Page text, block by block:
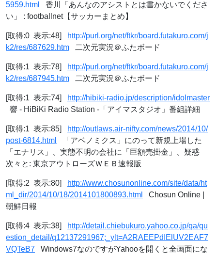
5959.html
香川「あんなのアシストとは書かないでくださ
い」 : footballnet【サッカーまとめ】
[取得:0 表示:48]
http://purl.org/net/ftkr/board.futakuro.com/j
k2/res/687629.htm 二次元実況＠ふたボード
[取得:1 表示:78]
http://purl.org/net/ftkr/board.futakuro.com/j
k2/res/687945.htm 二次元実況＠ふたボード
[取得:1 表示:74]
http://hibiki-radio.jp/description/idolmaster
響 - HiBiKi Radio Station -「アイマスタジオ」番組詳細
[取得:1 表示:85]
http://outlaws.air-nifty.com/news/2014/10/
post-6814.html
「アベノミクス」にのって新規上場した
「エナリス」、実態不明の会社に「巨額売掛金」、疑惑
次々と: 東京アウトローズＷＥＢ速報版
[取得:2 表示:80]
http://www.chosunonline.com/site/data/ht
ml_dir/2014/10/18/2014101800893.html
Chosun Online |
朝鮮日報
[取得:4 表示:38]
http://detail.chiebukuro.yahoo.co.jp/qa/qu
estion_detail/q12137291967;_ylt=A2RAEEPdIElUV2EAF7
VQTeB7 Windows7なのですがYahooを開くと全画面にな